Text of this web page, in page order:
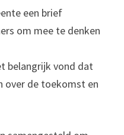
een brief
om mee te denken
belangrijk vond dat
over de toekomst en